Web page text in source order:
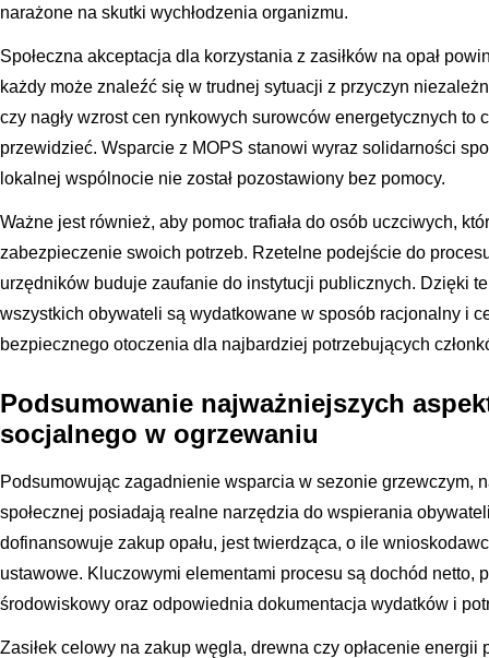
narażone na skutki wychłodzenia organizmu.
Społeczna akceptacja dla korzystania z zasiłków na opał
każdy może znaleźć się w trudnej sytuacji z przyczyn
czy nagły wzrost cen rynkowych surowców energetycznych to
przewidzieć. Wsparcie z MOPS stanowi wyraz solidarności
lokalnej wspólnocie nie został pozostawiony bez pomocy.
Ważne jest również, aby pomoc trafiała do osób uczciwych,
zabezpieczenie swoich potrzeb. Rzetelne podejście do
urzędników buduje zaufanie do instytucji publicznych. Dzięki
wszystkich obywateli są wydatkowane w sposób racjonalny i
bezpiecznego otoczenia dla najbardziej potrzebujących
Podsumowanie najważniejszych
socjalnego w ogrzewaniu
Podsumowując zagadnienie wsparcia w sezonie grzewczym,
społecznej posiadają realne narzędzia do wspierania
dofinansowuje zakup opału, jest twierdząca, o ile
ustawowe. Kluczowymi elementami procesu są dochód netto,
środowiskowy oraz odpowiednia dokumentacja wydatków i
Zasiłek celowy na zakup węgla, drewna czy opłacenie